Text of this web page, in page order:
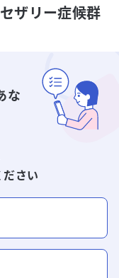
ザリー症候群
な
ださい